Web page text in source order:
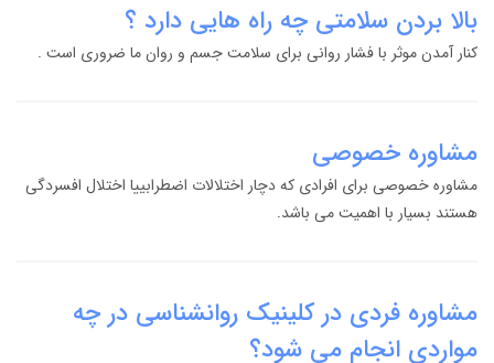
بالا بردن سلامتی چه راه هایی دارد ؟
کنار آمدن موثر با فشار روانی برای سلامت جسم و روان ما ضروری است .
مشاوره خصوصی
مشاوره خصوصی برای افرادی که دچار اختلالات اضطرابییا اختلال افسردگی
هستند بسیار با اهمیت می باشد.
مشاوره فردی در کلینیک روانشناسی در چه
مواردی انجام می شود؟